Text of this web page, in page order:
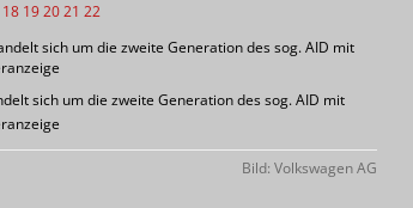
18 192021 22
sich um die zweite Generation des sog. AID mit
Bild: Volkswagen AG